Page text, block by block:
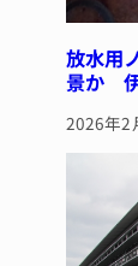
放水用
景か
2026年2